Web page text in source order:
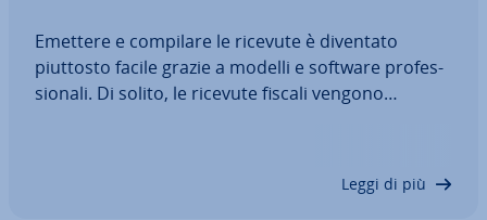
Emettere e compilare le ricevute è diventato
piuttosto facile grazie a modelli e software pro­fes­
sio­na­li. Di solito, le ricevute fiscali vengono
Leggi di più